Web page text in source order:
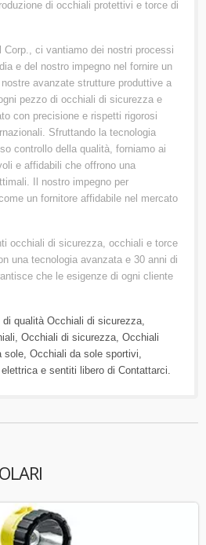
di occhiali protettivi e torce di
Corp., ci vantiamo dei nostri processi
e del nostro impegno nel fornire un
avanzate strutture produttive a
pezzo di occhiali di sicurezza e
con precisione e rispetti rigorosi
Sfruttando la tecnologia
controllo della qualità, forniamo ai
e affidabili che offrono una
Il nostro impegno per
un fornitore affidabile nel mercato
occhiali di sicurezza, occhiali e torce
una tecnologia avanzata e 30 anni di
che le esigenze di ogni cliente
di qualità Occhiali di sicurezza,
, Occhiali di sicurezza, Occhiali
sole, Occhiali da sole sportivi,
e sentiti libero di Contattarci.